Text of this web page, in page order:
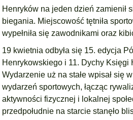
Henryków na jeden dzień zamienił
biegania. Miejscowość tętniła
wypełniła się zawodnikami oraz
19 kwietnia odbyła się 15. edycja
Henrykowskiego i 11. Dychy Księgi
Wydarzenie uż na stałe wpisał się
wydarzeń sportowych, łącząc
aktywności fizycznej i lokalnej
przedpołudnie na starcie stanęło